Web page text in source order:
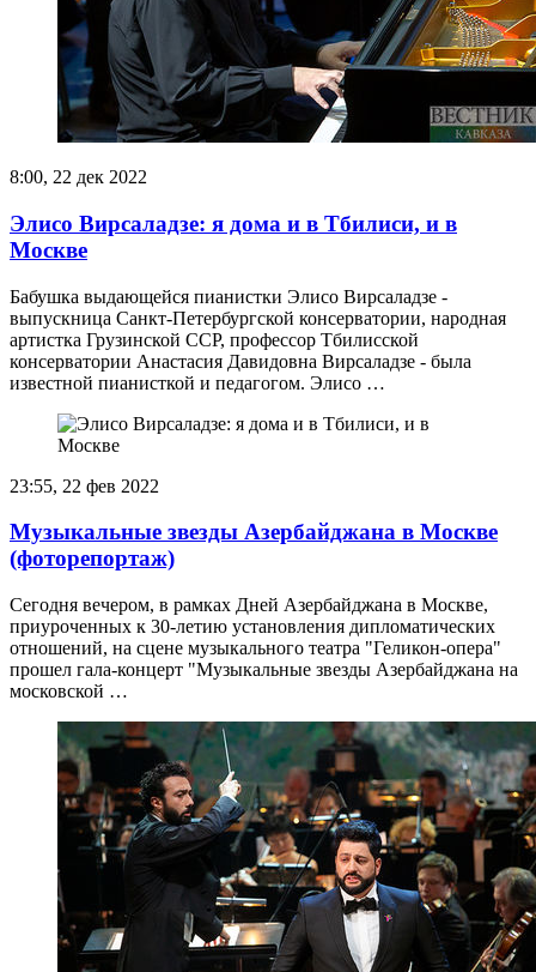
8:00, 22 дек 2022
Элисо Вирсаладзе: я дома и в Тбилиси, и в
Москве
Бабушка выдающейся пианистки Элисо Вирсаладзе -
выпускница Санкт-Петербургской консерватории, народная
артистка Грузинской ССР, профессор Тбилисской
консерватории Анастасия Давидовна Вирсаладзе - была
известной пианисткой и педагогом. Элисо …
23:55, 22 фев 2022
Музыкальные звезды Азербайджана в Москве
(фоторепортаж)
Сегодня вечером, в рамках Дней Азербайджана в Москве,
приуроченных к 30-летию установления дипломатических
отношений, на сцене музыкального театра "Геликон-опера"
прошел гала-концерт "Музыкальные звезды Азербайджана на
московской …